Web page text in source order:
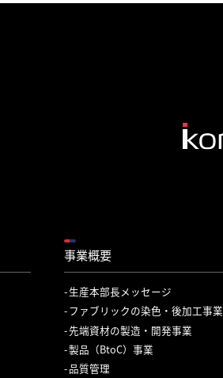
事業概要
生産本部長メッセージ
ファブリックの染色・後加工事業
先端資材の製造・開発事業
製品（BtoC）事業
品質管理